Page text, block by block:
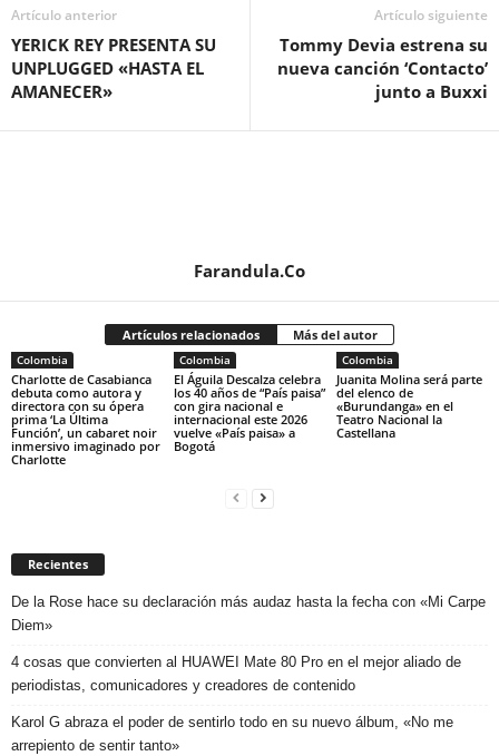
Artículo anterior
YERICK REY PRESENTA SU
UNPLUGGED «HASTA EL
AMANECER»
Artículo siguiente
Tommy Devia estrena su
nueva canción ‘Contacto’
junto a Buxxi
Farandula.Co
Artículos relacionados Más del autor
Colombia
Charlotte de Casabianca
debuta como autora y
directora con su ópera
prima ‘La Última
Función’, un cabaret noir
inmersivo imaginado por
Charlotte
Colombia
El Águila Descalza celebra
los 40 años de “País paisa”
con gira nacional e
internacional este 2026
vuelve «País paisa» a
Bogotá
Colombia
Juanita Molina será parte
del elenco de
«Burundanga» en el
Teatro Nacional la
Castellana
Recientes
De la Rose hace su declaración más audaz hasta la fecha con «Mi Carpe
Diem»
4 cosas que convierten al HUAWEI Mate 80 Pro en el mejor aliado de
periodistas, comunicadores y creadores de contenido
Karol G abraza el poder de sentirlo todo en su nuevo álbum, «No me
arrepiento de sentir tanto»